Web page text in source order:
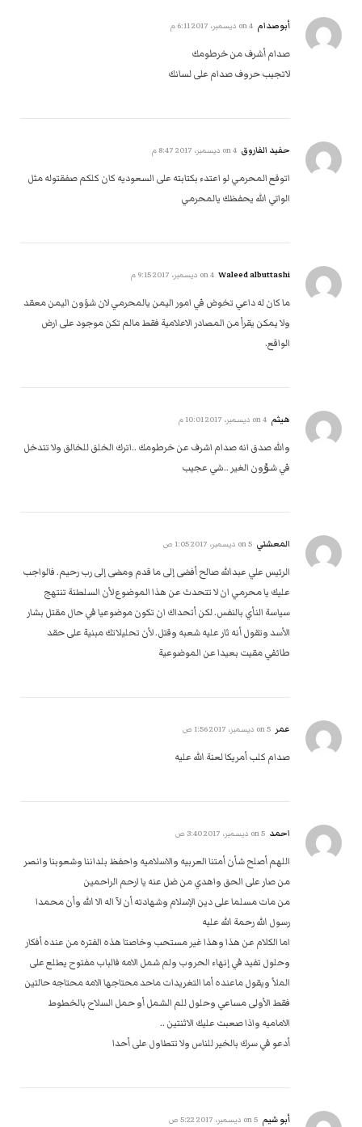
أبوصدام 4 ديسمبر، 2017 6:11 م
صدام أشرف من خرطومك
لاتجيب حروف صدام على لسانك
حفيد الفاروق 4 ديسمبر، 2017 8:47 م
اتوقع المحرمي لو اعتدء بكتابته على السعوديه كان كلكم صفقتوله مثل
الواتي الله يحفظك يالمحرمي
Waleed albuttashi 4 ديسمبر، 2017 9:15 م
ما كان له داعي تخوض في امور اليمن يالمحرمي لان شؤون اليمن معقد
ولا يمكن يقرأ من المصادر الاعلامية فقط مالم تكن موجود على ارض
الواقع.
هيثم 4 ديسمبر، 2017 10:01 م
والله صدق انه صدام اشرف عن خرطومك ..اترك الخلق للخالق ولا تتدخل
في شۇون الغير ..شي عجيب
المعشني 5 ديسمبر، 2017 1:05 ص
الرئيس علي عبدالله صالح أفضى إلى ما قدم ومضى إلى رب رحيم. فالواجب
عليك يا محرمي ان لا تتحدث عن هذا الموضوع لأن السلطنة تنتهج
سياسة النأي بالنفس. لكن أتحداك ان تكون موضوعيا في حال مقتل بشار
الأسد وتقول أنه ثار عليه شعبه وقتل. لأن تحليلاتك مبنية على حقد
طائفي مقيت بعيدا عن الموضوعية
عمر 5 ديسمبر، 2017 1:56 ص
صدام كلب أمريكا لعنة الله عليه
احمد 5 ديسمبر، 2017 3:40 ص
اللهم أصلح شأن أمتنا العربيه والاسلاميه واحفظ بلداننا وشعوبنا وانصر
من صار على الحق واهدي من ضل عنه يا ارحم الراحمين
من مات مسلما على دين الإسلام وشهادته أن لآ اله الا الله وأن محمدا
رسول الله رحمة الله عليه
اما الكلام عن هذا وهذا غير مستحب وخاصتا هذه الفتره من عنده أفكار
وحلول تفيد في إنهاء الحروب ولم شمل الامه فالباب مفتوح يطلع على
الملأ ويقول ماعنده أما التغريدات ماحد محتاجها الامه محتاجه حالتين
فقط الأولى مساعي وحلول للم الشمل أو حمل السلاح بالخطوط
الاماميه واذا صعبت عليك الاثنتين ..
أدعو في سرك بالخير للناس ولا تتطاول على أحدا
أبو شيم 5 ديسمبر، 2017 5:22 ص